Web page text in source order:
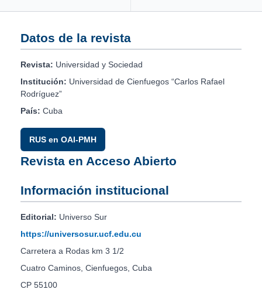
Datos de la revista
Revista: Universidad y Sociedad
Institución: Universidad de Cienfuegos “Carlos Rafael
Rodríguez”
País: Cuba
RUS en OAI-PMH
Revista en Acceso Abierto
Información institucional
Editorial: Universo Sur
https://universosur.ucf.edu.cu
Carretera a Rodas km 3 1/2
Cuatro Caminos, Cienfuegos, Cuba
CP 55100